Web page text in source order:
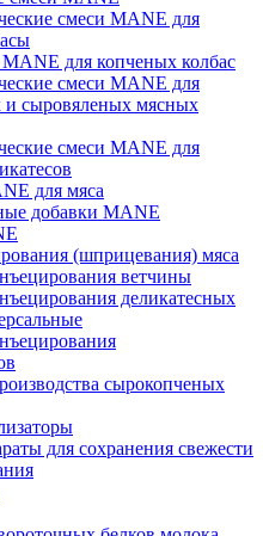
смеси MANE для
для копченых колбас
смеси MANE для
и сыровяленых мясных
смеси MANE для
для мяса
добавки MANE
(шприцевания) мяса
ветчины
деликатесных
сырокопченых
для сохранения свежести